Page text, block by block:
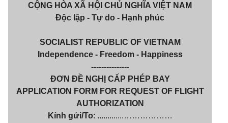
CỘNG HÒA XÃ HỘI CHỦ NGHĨA VIỆT NAM
Độc lập - Tự do - Hạnh phúc
SOCIALIST REPUBLIC OF VIETNAM
Independence - Freedom - Happiness
---------------
ĐƠN ĐỀ NGHỊ CẤP PHÉP BAY
APPLICATION FORM FOR REQUEST OF FLIGHT
AUTHORIZATION
Kính gửi/To: .............………………